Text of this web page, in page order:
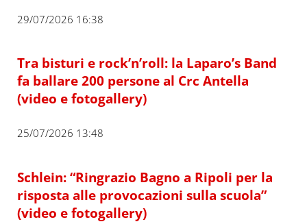
29/07/2026 16:38
Tra bisturi e rock’n’roll: la Laparo’s Band
fa ballare 200 persone al Crc Antella
(video e fotogallery)
25/07/2026 13:48
Schlein: “Ringrazio Bagno a Ripoli per la
risposta alle provocazioni sulla scuola”
(video e fotogallery)